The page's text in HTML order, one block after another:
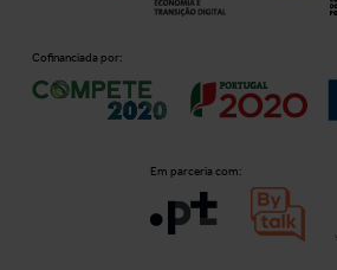
Cofinanciada por:
Em parceria com: